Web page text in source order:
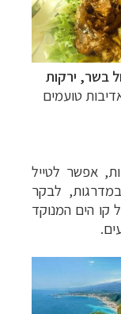
בשר, ירקות
טועמים
אפשר לטייל
לבקר
קו הים המנוקד